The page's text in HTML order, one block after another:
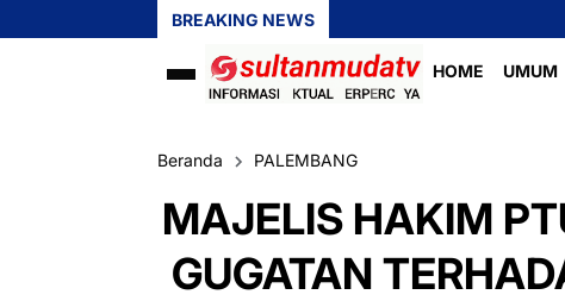
BREAKING NEWS
HOME UMUM
Beranda PALEMBANG
MAJELIS HAKIM
GUGATAN